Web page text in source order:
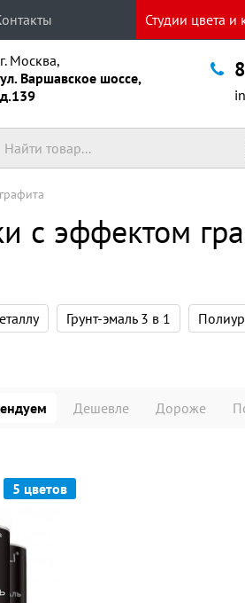
Студии цвета
г. Москва,
ул. Варшавское шоссе,
д.139
с эффектом
Грунт-эмаль 3 в 1
Дешевле Дороже
5 цветов